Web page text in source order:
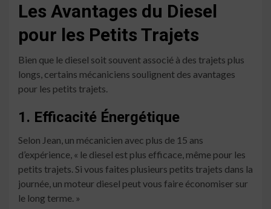
Les Avantages du Diesel
pour les Petits Trajets
Bien que le diesel soit souvent associé à des trajets plus
longs, certains mécaniciens soulignent des avantages
pour les petits trajets.
1. Efficacité Énergétique
Selon Jean, un mécanicien avec plus de 15 ans
d’expérience, « le diesel est plus efficace, même pour les
petits trajets. Si vous faites plusieurs petits trajets dans la
journée, un moteur diesel peut vous faire économiser sur
le long terme. »